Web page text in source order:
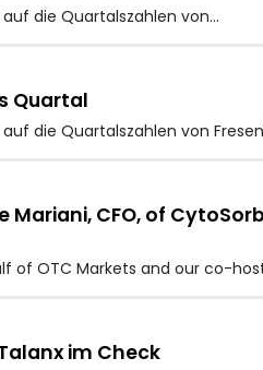
auf die Quartalszahlen von…
Quartal
die Quartalszahlen von
CFO, of
of OTC Markets and our co-
im Check